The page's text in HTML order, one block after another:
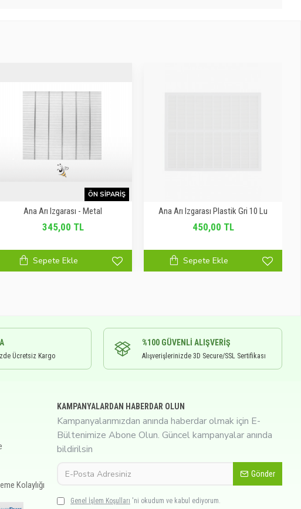
ÖN SIPARIŞ
Ana Arı Izgarası - Metal
345,00 TL
Sepete Ekle
Ana Arı Izgarası Plastik Gri 10 Lu
450,00 TL
Sepete Ekle
Ücretsiz Kargo
%100 GÜVENLI ALIŞVERIŞ
Alışverişlerinizde 3D Secure/SSL Sertifikası
Kolaylığı
KAMPANYALARDAN HABERDAR OLUN
Kampanyalarımızdan anında haberdar olmak için E-
Bültenimize Abone Olun. Güncel kampanyalar anında
bildirilsin
Gönder
Genel İşlem Koşulları 'ni okudum ve kabul ediyorum.